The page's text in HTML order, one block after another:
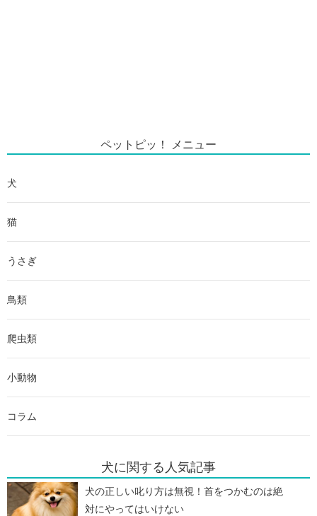
ペットピッ！ メニュー
犬
猫
うさぎ
鳥類
爬虫類
小動物
コラム
犬に関する人気記事
犬の正しい叱り方は無視！首をつかむのは絶
対にやってはいけない